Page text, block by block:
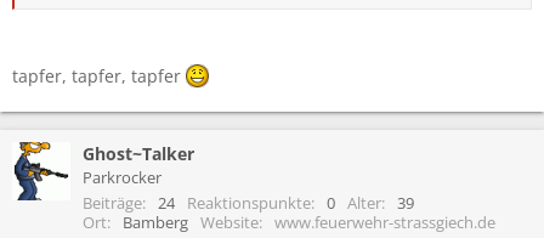
tapfer, tapfer, tapfer
Ghost~Talker
Parkrocker
Beiträge
24 Reaktionspunkte 0 Alter
39
Ort
Bamberg Website www.feuerwehr-strassgiech.de